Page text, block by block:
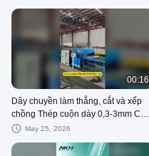
00:16
Dây chuyền làm thẳng, cắt và xếp
chồng Thép cuộn dày 0,3-3mm Cắt
theo chiều dài máy
May 25, 2026